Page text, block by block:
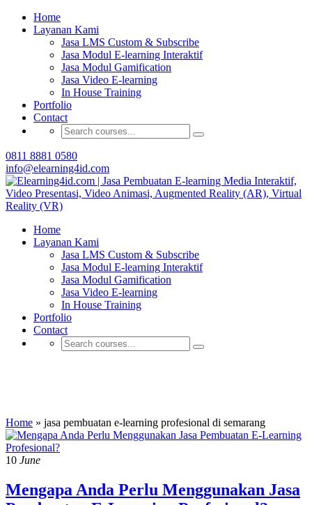
Home
Layanan Kami
Jasa LMS Custom & Subscribe
Jasa Modul E-learning Interaktif
Jasa Modul Gamification
Jasa Video E-learning
In House Training
Portfolio
Contact
0811 8881 0580
info@elearning4id.com
Home
Layanan Kami
Jasa LMS Custom & Subscribe
Jasa Modul E-learning Interaktif
Jasa Modul Gamification
Jasa Video E-learning
In House Training
Portfolio
Contact
Home » jasa pembuatan e-learning profesional di semarang
10 June
Mengapa Anda Perlu Menggunakan Jasa
Buat Modul E-learning & LMS Anda Semakin
Menarik dengan Gamification
Hubungi Tim Elearning4id